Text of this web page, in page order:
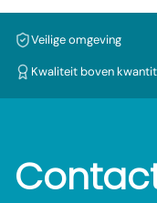
Veilige omgeving
Kwaliteit boven